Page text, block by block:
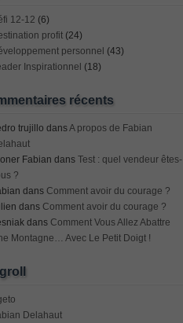
12-12 (6)
profit (24)
personnel (43)
Inspirationnel (18)
récents
trujillo dansA propos de Fabian
Fabian dans Test : quel vendeur êtes-
?
dans Comment avoir du courage ?
dans Comment avoir du courage ?
dans Comment Vous Allez Abattre
Montagne… Avec Le Petit Doigt !
Delahaut